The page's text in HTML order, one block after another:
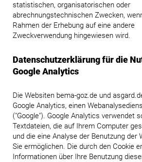
statistischen, organisatorischen oder
abrechnungstechnischen Zwecken,
Rahmen der Erhebung auf eine andere
Zweckverwendung hingewiesen wird.
Datenschutzerklärung für die
Google Analytics
Die Websiten bema-goz.de und
Google Analytics, einen
("Google"). Google Analytics verwendet
Textdateien, die auf Ihrem Computer
und die eine Analyse der Benutzung der
Sie ermöglichen. Die durch den Cookie
Informationen über Ihre Benutzung